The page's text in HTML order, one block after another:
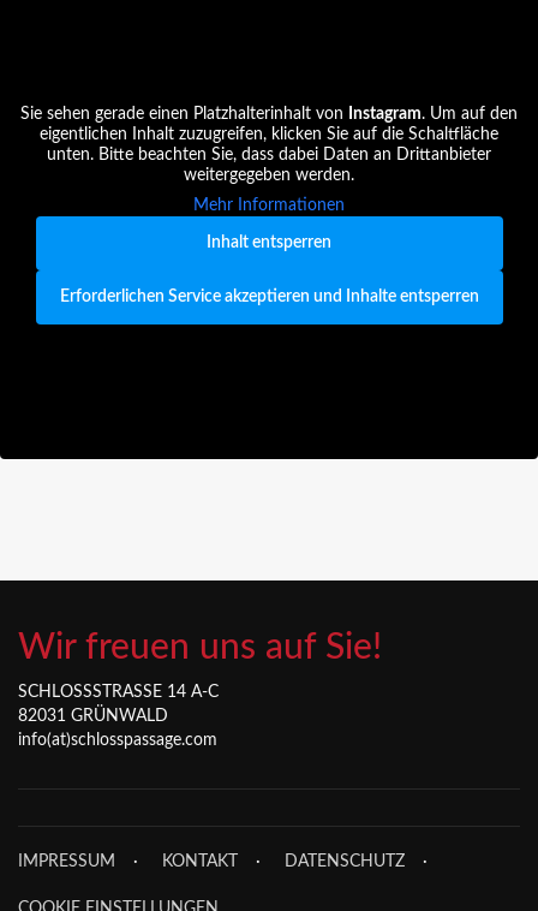
Sie sehen gerade einen Platzhalterinhalt von Instagram. Um auf den
eigentlichen Inhalt zuzugreifen, klicken Sie auf die Schaltfläche
unten. Bitte beachten Sie, dass dabei Daten an Drittanbieter
weitergegeben werden.
Mehr Informationen
Inhalt entsperren
Erforderlichen Service akzeptieren und Inhalte entsperren
Wir freuen uns auf Sie!
SCHLOSSSTRASSE 14 A-C
82031 GRÜNWALD
info(at)schlosspassage.com
IMPRESSUM KONTAKT DATENSCHUTZ